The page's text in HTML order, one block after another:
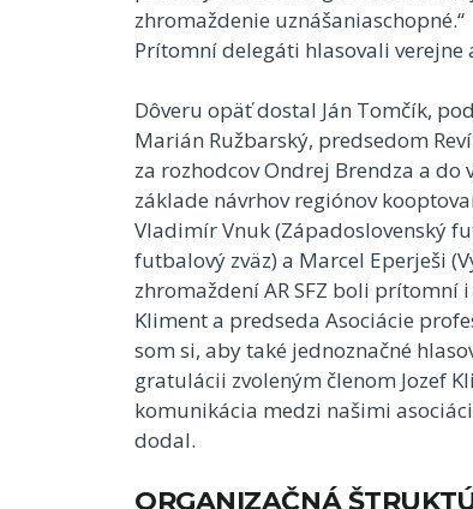
zhromaždenie uznášaniaschopné.“
Prítomní delegáti hlasovali verejne
Dôveru opäť dostal Ján Tomčík,
Marián Ružbarský, predsedom
za rozhodcov Ondrej Brendza a
základe návrhov regiónov
Vladimír Vnuk (Západoslovenský
futbalový zväz) a Marcel Eperješi
zhromaždení AR SFZ boli prítomní
Kliment a predseda Asociácie
som si, aby také jednoznačné
gratulácii zvoleným členom Jozef
komunikácia medzi našimi
dodal.
ORGANIZAČNÁ